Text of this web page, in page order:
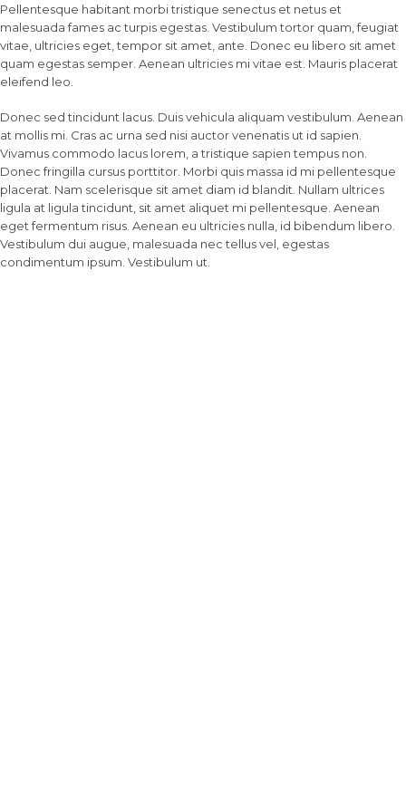
Pellentesque habitant morbi tristique senectus et netus et
malesuada fames ac turpis egestas. Vestibulum tortor quam, feugiat
vitae, ultricies eget, tempor sit amet, ante. Donec eu libero sit amet
quam egestas semper. Aenean ultricies mi vitae est. Mauris placerat
eleifend leo.
Donec sed tincidunt lacus. Duis vehicula aliquam vestibulum. Aenean
at mollis mi. Cras ac urna sed nisi auctor venenatis ut id sapien.
Vivamus commodo lacus lorem, a tristique sapien tempus non.
Donec fringilla cursus porttitor. Morbi quis massa id mi pellentesque
placerat. Nam scelerisque sit amet diam id blandit. Nullam ultrices
ligula at ligula tincidunt, sit amet aliquet mi pellentesque. Aenean
eget fermentum risus. Aenean eu ultricies nulla, id bibendum libero.
Vestibulum dui augue, malesuada nec tellus vel, egestas
condimentum ipsum. Vestibulum ut.